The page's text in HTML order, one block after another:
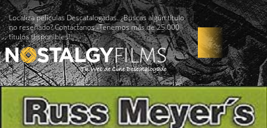
Localiza películas Descatalogadas. ¿Buscas algún título
no reseñado? Contáctanos -Tenemos más de 25.000
títulos disponibles!